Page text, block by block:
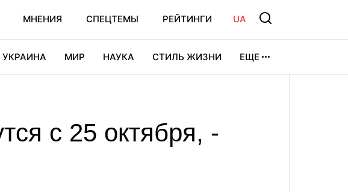
МНЕНИЯ СПЕЦТЕМЫ РЕЙТИНГИ UA
УКРАИНА МИР НАУКА СТИЛЬ ЖИЗНИ ЕЩЕ
с 25 октября, -